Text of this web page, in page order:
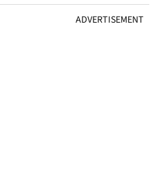
ADVERTISEMENT